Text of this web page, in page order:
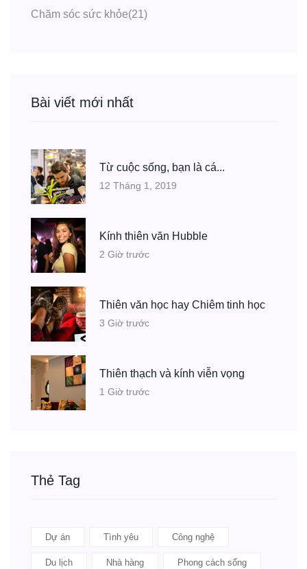
Chăm sóc sức khỏe(21)
Bài viết mới nhất
Từ cuộc sống, bạn là cá...
12 Tháng 1, 2019
Kính thiên văn Hubble
2 Giờ trước
Thiên văn học hay Chiêm tinh học
3 Giờ trước
Thiên thạch và kính viễn vọng
1 Giờ trước
Thẻ Tag
Dự án Tình yêu Công nghệ
Du lịch Nhà hàng Phong cách sống